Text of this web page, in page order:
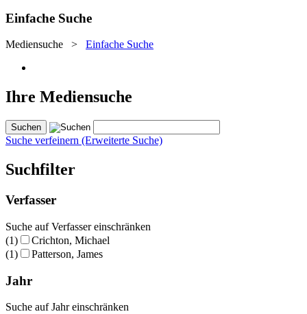
Einfache Suche
Mediensuche > Einfache Suche
Ihre Mediensuche
Suche verfeinern (Erweiterte Suche)
Suchfilter
Verfasser
Suche auf Verfasser einschränken
(1)
Crichton, Michael
(1)
Patterson, James
Jahr
Suche auf Jahr einschränken